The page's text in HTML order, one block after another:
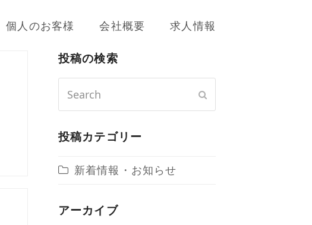
個人のお客様 会社概要 求人情報
投稿の検索
投稿カテゴリー
新着情報・お知らせ
アーカイブ